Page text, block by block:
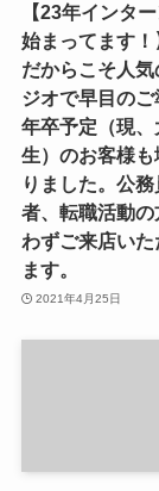
【23年インタ
始まってます
だからこそ人気
ジオで早目の
年卒予定（現
生）のお客様
りました。公
者、転職活動の
わずご来店いた
ます。
2021年4月25日